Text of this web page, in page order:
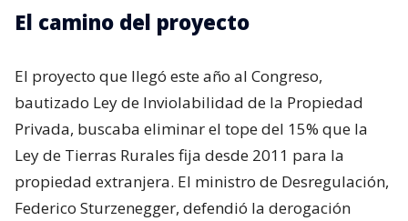
El camino del proyecto
El proyecto que llegó este año al Congreso,
bautizado Ley de Inviolabilidad de la Propiedad
Privada, buscaba eliminar el tope del 15% que la
Ley de Tierras Rurales fija desde 2011 para la
propiedad extranjera. El ministro de Desregulación,
Federico Sturzenegger, defendió la derogación